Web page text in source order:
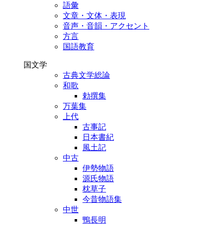
語彙
文章・文体・表現
音声・音韻・アクセント
方言
国語教育
国文学
古典文学総論
和歌
勅撰集
万葉集
上代
古事記
日本書紀
風土記
中古
伊勢物語
源氏物語
枕草子
今昔物語集
中世
鴨長明